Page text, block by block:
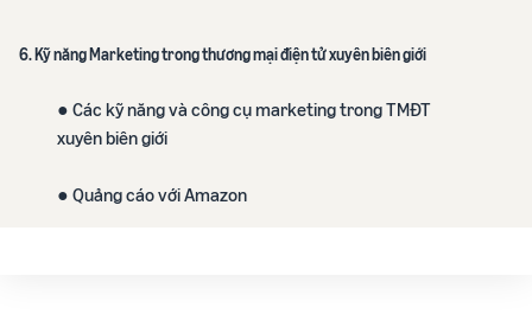
6. Kỹ năng Marketing trong thương mại điện tử xuyên biên giới
● Các kỹ năng và công cụ marketing trong TMĐT
xuyên biên giới
● Quảng cáo với Amazon